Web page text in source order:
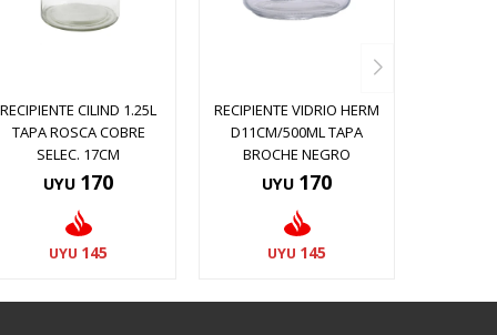
RECIPIENTE CILIND 1.25L
TAPA ROSCA COBRE
SELEC. 17CM
UYU 170
UYU 145
RECIPIENTE VIDRIO HERM
D11CM/500ML TAPA
BROCHE NEGRO
UYU 170
UYU 145